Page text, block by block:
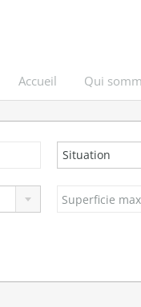
Accueil Qui
Situation